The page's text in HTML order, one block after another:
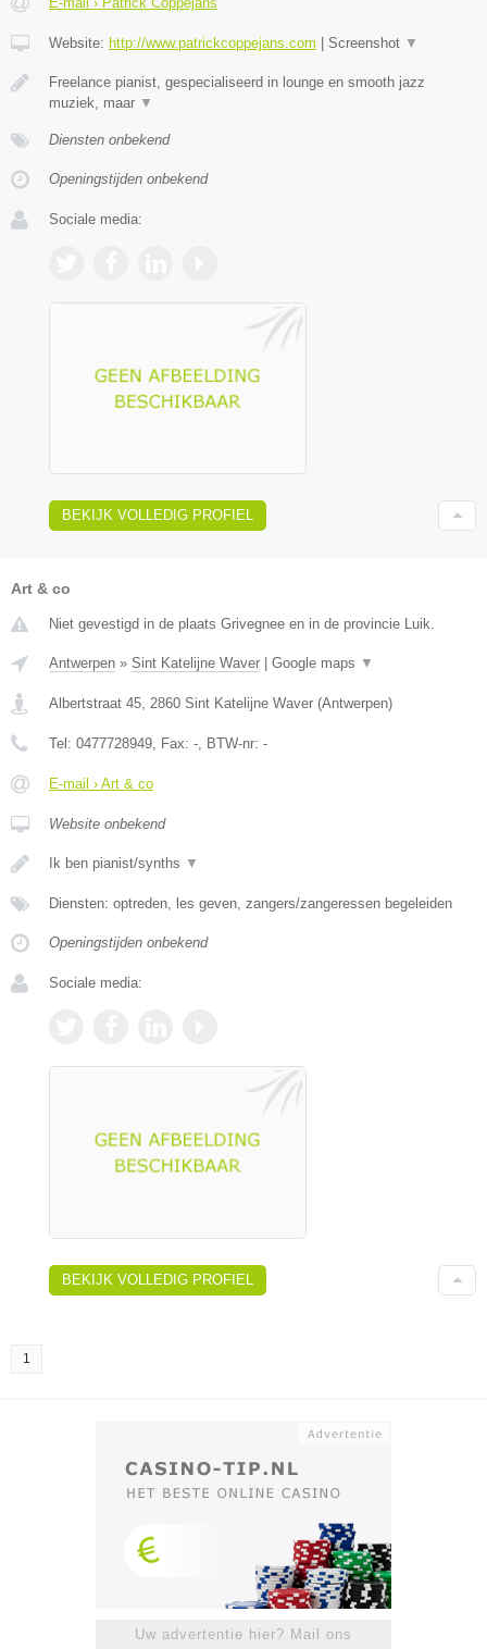
Website: http://www.patrickcoppejans.com | Screenshot ▼
Freelance pianist, gespecialiseerd in lounge en smooth jazz
muziek, maar ▼
Diensten onbekend
Openingstijden onbekend
Sociale media:
BEKIJK VOLLEDIG PROFIEL
Art & co
Niet gevestigd in de plaats Grivegnee en in de provincie Luik.
Antwerpen » Sint Katelijne Waver Google maps ▼
Albertstraat 45, 2860 Sint Katelijne Waver (Antwerpen)
Tel: 0477728949, Fax: -, BTW-nr: -
E-mail › Art & co
Website onbekend
Ik ben pianist/synths ▼
Diensten: optreden, les geven, zangers/zangeressen begeleiden
Openingstijden onbekend
Sociale media:
BEKIJK VOLLEDIG PROFIEL
1
Uw advertentie hier? Mail ons